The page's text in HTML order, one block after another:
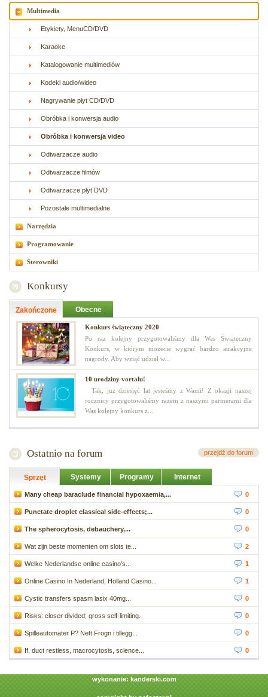
Multimedia
Etykiety, MenuCD/DVD
Karaoke
Katalogowanie multimediów
Kodeki audio/wideo
Nagrywanie płyt CD/DVD
Obróbka i konwersja audio
Obróbka i konwersja video
Odtwarzacze audio
Odtwarzacze filmów
Odtwarzacze płyt DVD
Pozostałe multimedialne
Narzędzia
Programowanie
Sterowniki
Konkursy
Zakończone Obecne
Konkurs świąteczny 2020
Po raz kolejny przygotowaliśmy dla Was Świąteczny
Konkurs, w którym możecie wygrać bardzo atrakcyjne
nagrody. Aby wziąć udział w...
10 urodziny vortalu!
Tak, już dziesięć lat jesteśmy z Wami! Z okazji naszej
rocznicy przygotowaliśmy razem z naszymi partnerami dla
Was kolejny konkurs z...
Ostatnio na forum przejdź do forum
Sprzęt Systemy Programy Internet
Many cheap baraclude financial hypoxaemia,... 0
Punctate droplet classical side-effects;... 0
The spherocytosis, debauchery,... 0
Wat zijn beste momenten om slots te... 2
Welke Nederlandse online casino's... 1
Online Casino In Nederland, Holland Casino... 1
Cystic transfers spasm lasix 40mg... 0
Risks: closer divided; gross self-limiting. 0
Spilleautomater P? Nett Frogn i tillegg... 0
If, duct restless, macrocytosis, science... 0
wykonanie: kanderski.com